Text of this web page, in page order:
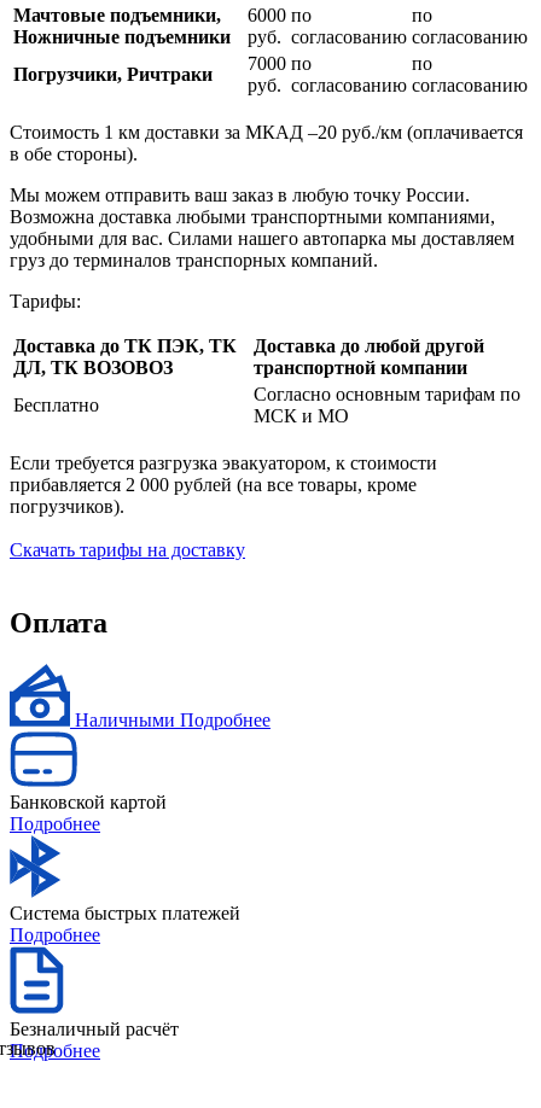
Мачтовые подъемники,
Ножничные подъемники
6000
руб.
по
согласованию
по
согласованию
Погрузчики, Ричтраки
7000
руб.
по
согласованию
по
согласованию
Стоимость 1 км доставки за МКАД –20 руб./км (оплачивается
в обе стороны).
Мы можем отправить ваш заказ в любую точку России.
Возможна доставка любыми транспортными компаниями,
удобными для вас. Силами нашего автопарка мы доставляем
груз до терминалов транспорных компаний.
Тарифы:
Доставка до ТК ПЭК, ТК
ДЛ, ТК ВОЗОВОЗ
Доставка до любой другой
транспортной компании
Бесплатно
Согласно основным тарифам по
МСК и МО
Если требуется разгрузка эвакуатором, к стоимости
прибавляется 2 000 рублей (на все товары, кроме
погрузчиков).
Скачать тарифы на доставку
Оплата
Наличными Подробнее
Банковской картой
Подробнее
Система быстрых платежей
Подробнее
Безналичный расчёт
Подробнее